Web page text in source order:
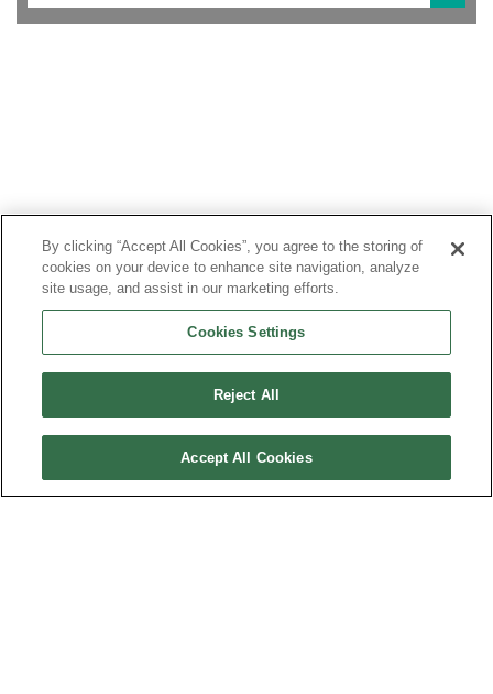
PLAN DU SITE
MENTIONS LÉGALES
By clicking “Accept All Cookies”, you agree to the storing of
cookies on your device to enhance site navigation, analyze
site usage, and assist in our marketing efforts.
Cookies Settings
Reject All
Accept All Cookies